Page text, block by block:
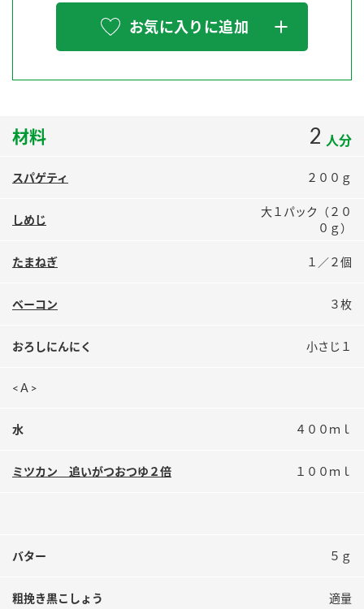
スペシャルサイト
お酢を知ろう！
ぽん酢サワー
ミツカンのCM
MIM（ミツカンミュージアム）
各部門が大切にしていること
販売終了製品のご案内
よくあるご質問
地図から取り扱い店舗を探す
検索
業務用サイト
お気に入りに追加
材料 2 人分
スパゲティ ２００ｇ
しめじ
大１パック（２０
０ｇ）
たまねぎ １／２個
ベーコン ３枚
おろしにんにく 小さじ１
<Ａ>
水 ４００ｍｌ
ミツカン 追いがつおつゆ２倍 １００ｍｌ
バター ５ｇ
粗挽き黒こしょう 適量